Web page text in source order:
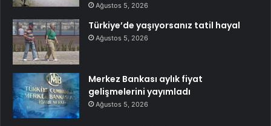
Ağustos 5, 2026
Türkiye’de yaşıyorsanız tatil hayal
Ağustos 5, 2026
Merkez Bankası aylık fiyat
gelişmelerini yayımladı
Ağustos 5, 2026